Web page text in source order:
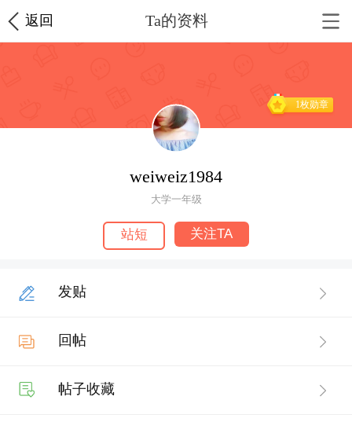
返回 Ta的资料
1枚勋章
weiweiz1984
大学一年级
站短 关注TA
发贴
回帖
帖子收藏